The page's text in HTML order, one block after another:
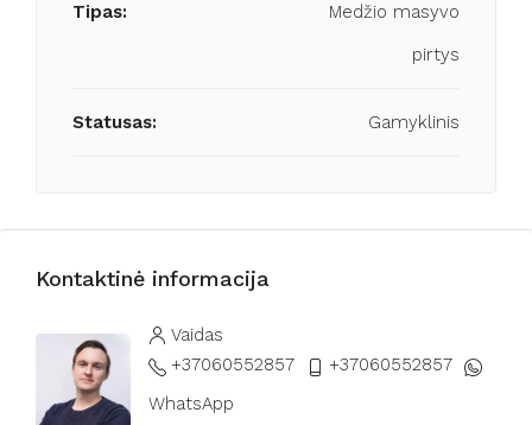
Tipas:
Medžio masyvo
pirtys
Statusas: Gamyklinis
Kontaktinė informacija
Vaidas
+37060552857
+37060552857
WhatsApp